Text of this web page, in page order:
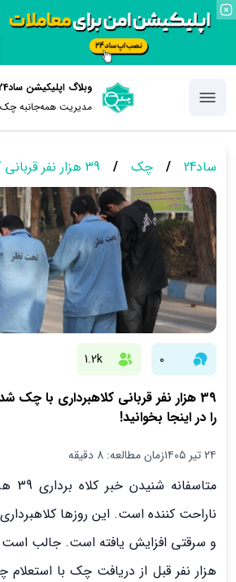
وبلاگ اپلیکیشن ساد24
مدیریت همه‌جانبه
ساد24 / چک / 39 هزار نفر قربانی کلاهبرداری با چک شدند!+ جزئیات پرونده را در اینجا بخوانید!
0
1.2k
39 هزار نفر قربانی کلاهبرداری با چک
را در اینجا بخوانید!
۲۴ تیر ۱۴۰۵ زمان مطالعه: 8 دقیقه
ناراحت کننده است. این روزها